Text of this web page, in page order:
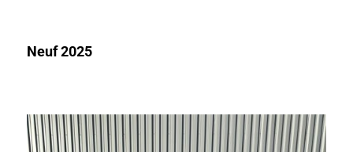
Neuf 2025